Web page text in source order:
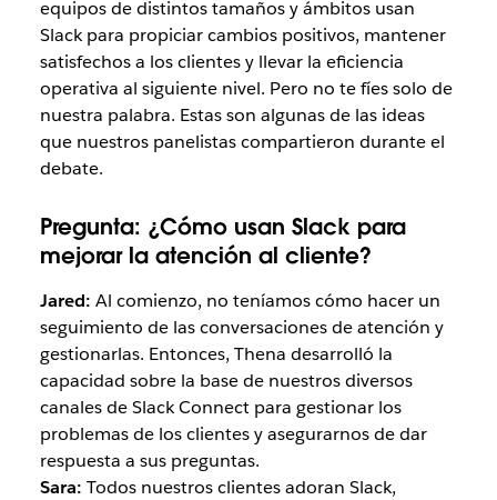
equipos de distintos tamaños y ámbitos usan
Slack para propiciar cambios positivos, mantener
satisfechos a los clientes y llevar la eficiencia
operativa al siguiente nivel. Pero no te fíes solo de
nuestra palabra. Estas son algunas de las ideas
que nuestros panelistas compartieron durante el
debate.
Pregunta: ¿Cómo usan Slack para
mejorar la atención al cliente?
Jared: Al comienzo, no teníamos cómo hacer un
seguimiento de las conversaciones de atención y
gestionarlas. Entonces, Thena desarrolló la
capacidad sobre la base de nuestros diversos
canales de Slack Connect para gestionar los
problemas de los clientes y asegurarnos de dar
respuesta a sus preguntas.
Sara: Todos nuestros clientes adoran Slack,